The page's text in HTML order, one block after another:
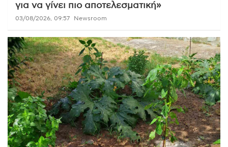
για να γίνει πιο αποτελεσματική»
03/08/2026, 09:57 Newsroom